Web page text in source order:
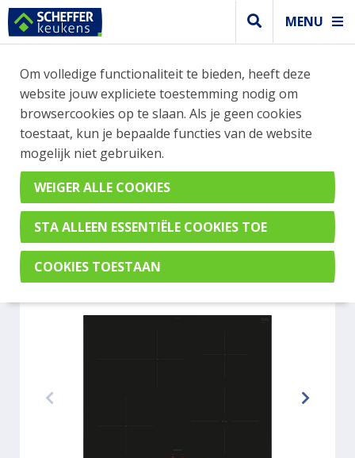
MENU
WEBSHOP BESTELLINGEN
Je kan tijdelijk geen bestelling plaatsen. Wil je je
vast oriënteren? Vergelijk eenvoudig apparaten
en merken met elkaar. Klik hier voor meer
informatie.
Kookplaat
SIEMENS EH677HFC1E
Om volledige functionaliteit te bieden, heeft deze
website jouw expliciete toestemming nodig om
browsercookies op te slaan. Als je geen cookies
toestaat, kun je bepaalde functies van de website
mogelijk niet gebruiken.